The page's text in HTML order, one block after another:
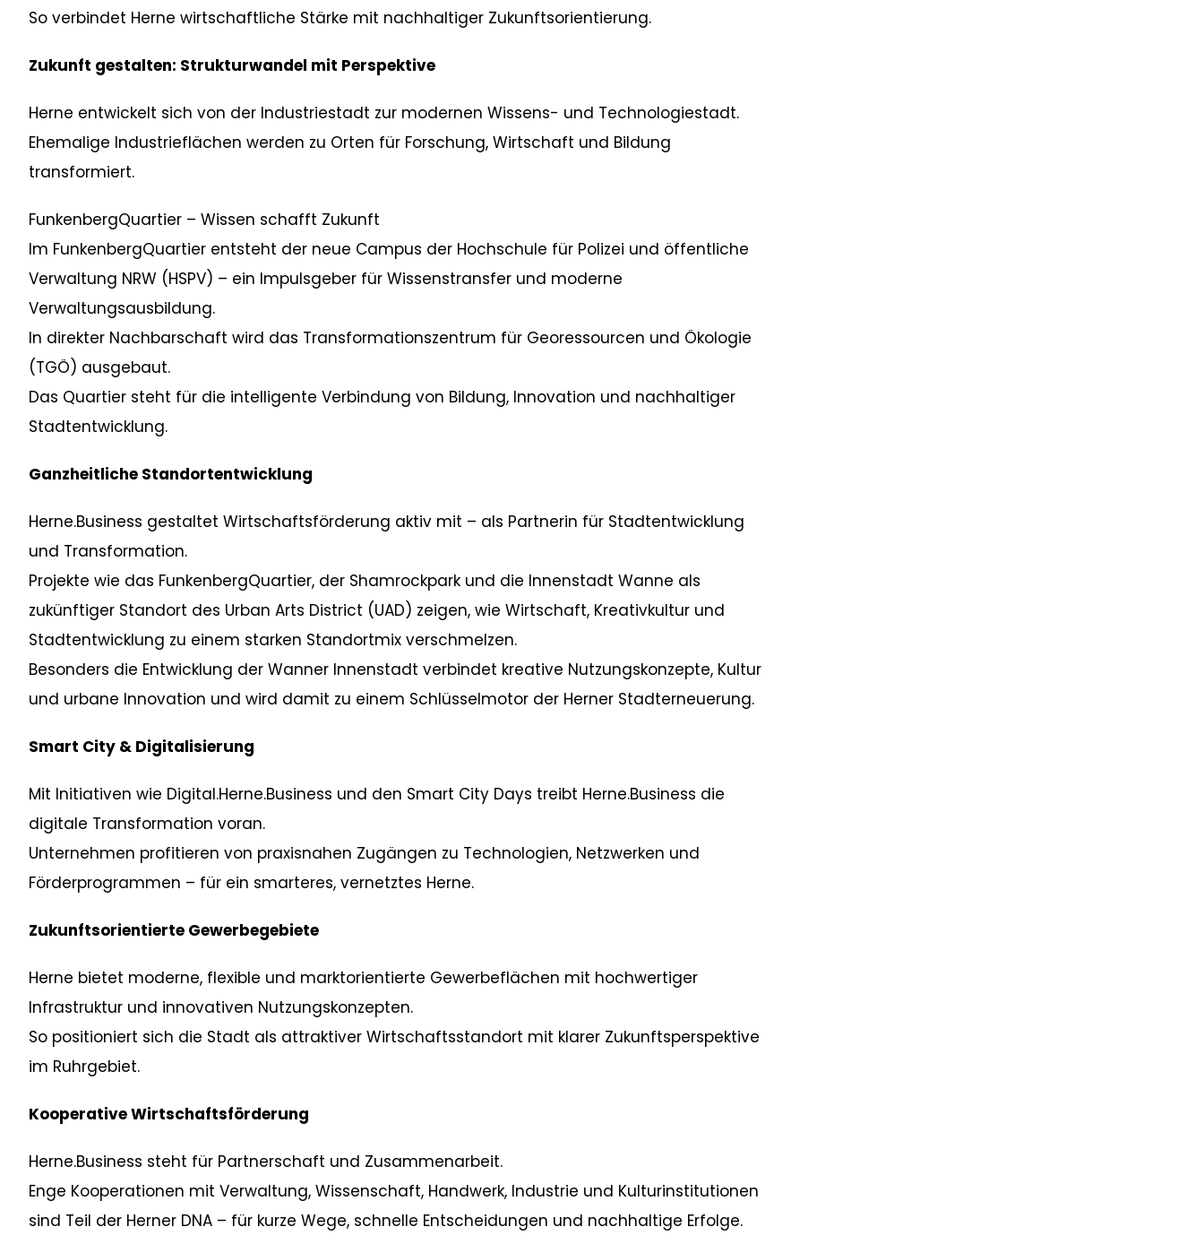
So verbindet Herne wirtschaftliche Stärke mit nachhaltiger Zukunftsorientierung.
Zukunft gestalten: Strukturwandel mit Perspektive
Herne entwickelt sich von der Industriestadt zur modernen Wissens- und Technologiestadt.
Ehemalige Industrieflächen werden zu Orten für Forschung, Wirtschaft und Bildung
transformiert.
FunkenbergQuartier – Wissen schafft Zukunft
Im FunkenbergQuartier entsteht der neue Campus der Hochschule für Polizei und öffentliche
Verwaltung NRW (HSPV) – ein Impulsgeber für Wissenstransfer und moderne
Verwaltungsausbildung.
In direkter Nachbarschaft wird das Transformationszentrum für Georessourcen und Ökologie
(TGÖ) ausgebaut.
Das Quartier steht für die intelligente Verbindung von Bildung, Innovation und nachhaltiger
Stadtentwicklung.
Ganzheitliche Standortentwicklung
Herne.Business gestaltet Wirtschaftsförderung aktiv mit – als Partnerin für Stadtentwicklung
und Transformation.
Projekte wie das FunkenbergQuartier, der Shamrockpark und die Innenstadt Wanne als
zukünftiger Standort des Urban Arts District (UAD) zeigen, wie Wirtschaft, Kreativkultur und
Stadtentwicklung zu einem starken Standortmix verschmelzen.
Besonders die Entwicklung der Wanner Innenstadt verbindet kreative Nutzungskonzepte, Kultur
und urbane Innovation und wird damit zu einem Schlüsselmotor der Herner Stadterneuerung.
Smart City & Digitalisierung
Mit Initiativen wie Digital.Herne.Business und den Smart City Days treibt Herne.Business die
digitale Transformation voran.
Unternehmen profitieren von praxisnahen Zugängen zu Technologien, Netzwerken und
Förderprogrammen – für ein smarteres, vernetztes Herne.
Zukunftsorientierte Gewerbegebiete
Herne bietet moderne, flexible und marktorientierte Gewerbeflächen mit hochwertiger
Infrastruktur und innovativen Nutzungskonzepten.
So positioniert sich die Stadt als attraktiver Wirtschaftsstandort mit klarer Zukunftsperspektive
im Ruhrgebiet.
Kooperative Wirtschaftsförderung
Herne.Business steht für Partnerschaft und Zusammenarbeit.
Enge Kooperationen mit Verwaltung, Wissenschaft, Handwerk, Industrie und Kulturinstitutionen
sind Teil der Herner DNA – für kurze Wege, schnelle Entscheidungen und nachhaltige Erfolge.